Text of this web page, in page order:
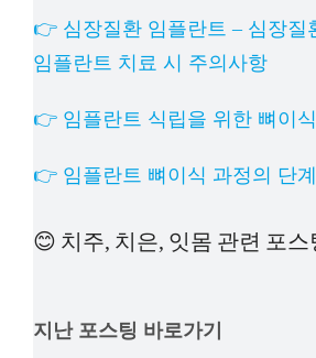
👉 심장질환 임플란트 – 심장질
임플란트 치료 시 주의사항
👉 임플란트 식립을 위한 뼈이
👉 임플란트 뼈이식 과정의 단
😊 치주, 치은, 잇몸 관련 포스
지난 포스팅 바로가기